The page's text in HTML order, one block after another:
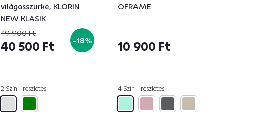
világosszürke, KLORIN
NEW KLASIK
49 900 Ft
40 500 Ft -18%
2 Szín - részletes
OFRAME
10 900 Ft
4 Szín - részletes